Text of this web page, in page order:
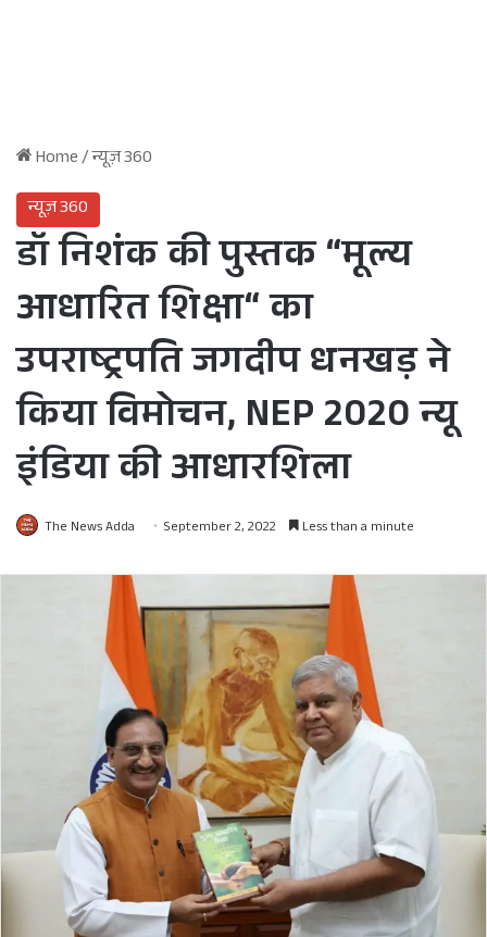
Home/न्यूज़ 360
न्यूज़ 360
डॉ निशंक की पुस्तक “मूल्य
आधारित शिक्षा“ का
उपराष्ट्रपति जगदीप धनखड़ ने
किया विमोचन, NEP 2020 न्यू
इंडिया की आधारशिला
The News Adda September 2, 2022 Less than a minute